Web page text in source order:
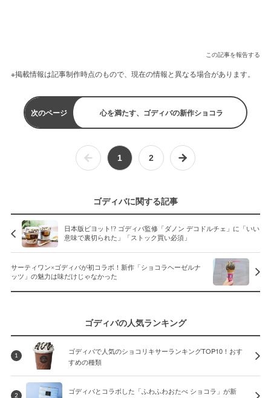
この記事を報告する
※掲載情報は記事制作時点のもので、現在の情報と異なる場合があります。
次のページ 心を満たす、ゴディバの新作ショコラ
1 2
ゴディバに関する記事
日本版ビヨット!? ゴディバ監修「ダノン デコドルチェ」に「いい
意味で裏切られた」「ストック買い必須」
サーティワン×ゴディバが初コラボ！新作「ショコラヘーゼルナ
ッツ」の魅力は味だけじゃなかった
ゴディバの人気ランキング
1
ゴディバで人気のショコリキサーランキングTOP10！おす
すめの種類
2
ゴディバとコラボした「ふわふわおたべ ショコラ」が新